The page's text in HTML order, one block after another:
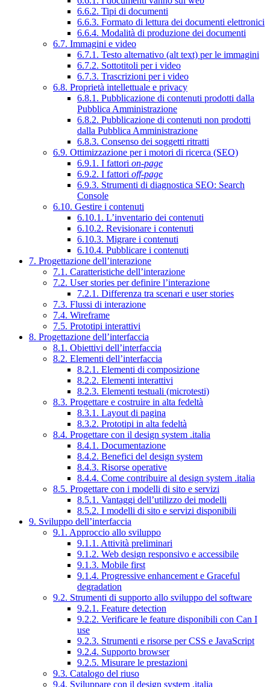
6.6.2. Tipi di documenti
6.6.3. Formato di lettura dei documenti elettronici
6.6.4. Modalità di produzione dei documenti
6.7. Immagini e video
6.7.1. Testo alternativo (alt text) per le immagini
6.7.2. Sottotitoli per i video
6.7.3. Trascrizioni per i video
6.8. Proprietà intellettuale e privacy
6.8.1. Pubblicazione di contenuti prodotti dalla
Pubblica Amministrazione
6.8.2. Pubblicazione di contenuti non prodotti
dalla Pubblica Amministrazione
6.8.3. Consenso dei soggetti ritratti
6.9. Ottimizzazione per i motori di ricerca (SEO)
6.9.1. I fattori on-page
6.9.2. I fattori off-page
6.9.3. Strumenti di diagnostica SEO: Search
Console
6.10. Gestire i contenuti
6.10.1. L’inventario dei contenuti
6.10.2. Revisionare i contenuti
6.10.3. Migrare i contenuti
6.10.4. Pubblicare i contenuti
7. Progettazione dell’interazione
7.1. Caratteristiche dell’interazione
7.2. User stories per definire l’interazione
7.2.1. Differenza tra scenari e user stories
7.3. Flussi di interazione
7.4. Wireframe
7.5. Prototipi interattivi
8. Progettazione dell’interfaccia
8.1. Obiettivi dell’interfaccia
8.2. Elementi dell’interfaccia
8.2.1. Elementi di composizione
8.2.2. Elementi interattivi
8.2.3. Elementi testuali (microtesti)
8.3. Progettare e costruire in alta fedeltà
8.3.1. Layout di pagina
8.3.2. Prototipi in alta fedeltà
8.4. Progettare con il design system .italia
8.4.1. Documentazione
8.4.2. Benefici del design system
8.4.3. Risorse operative
8.4.4. Come contribuire al design system .italia
8.5. Progettare con i modelli di sito e servizi
8.5.1. Vantaggi dell’utilizzo dei modelli
8.5.2. I modelli di sito e servizi disponibili
9. Sviluppo dell’interfaccia
9.1. Approccio allo sviluppo
9.1.1. Attività preliminari
9.1.2. Web design responsivo e accessibile
9.1.3. Mobile first
9.1.4. Progressive enhancement e Graceful
degradation
9.2. Strumenti di supporto allo sviluppo del software
9.2.1. Feature detection
9.2.2. Verificare le feature disponibili con Can I
use
9.2.3. Strumenti e risorse per CSS e JavaScript
9.2.4. Supporto browser
9.2.5. Misurare le prestazioni
9.3. Catalogo del riuso
9.4. Sviluppare con il design system .italia